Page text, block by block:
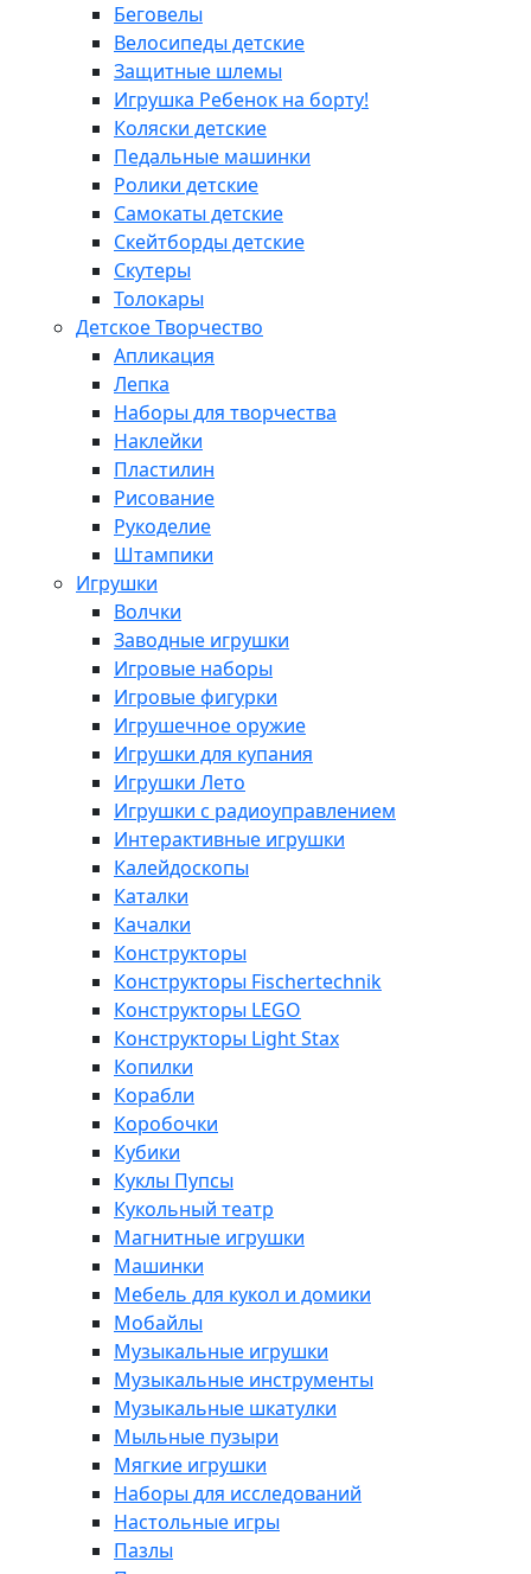
Беговелы
Велосипеды детские
Защитные шлемы
Игрушка Ребенок на борту!
Коляски детские
Педальные машинки
Ролики детские
Самокаты детские
Скейтборды детские
Скутеры
Толокары
Детское Творчество
Апликация
Лепка
Наборы для творчества
Наклейки
Пластилин
Рисование
Рукоделие
Штампики
Игрушки
Волчки
Заводные игрушки
Игровые наборы
Игровые фигурки
Игрушечное оружие
Игрушки для купания
Игрушки Лето
Игрушки с радиоуправлением
Интерактивные игрушки
Калейдоскопы
Каталки
Качалки
Конструкторы
Конструкторы Fisсhertechnik
Конструкторы LEGO
Конструкторы Light Stax
Копилки
Корабли
Коробочки
Кубики
Куклы Пупсы
Кукольный театр
Магнитные игрушки
Машинки
Мебель для кукол и домики
Мобайлы
Музыкальные игрушки
Музыкальные инструменты
Музыкальные шкатулки
Мыльные пузыри
Мягкие игрушки
Наборы для исследований
Настольные игры
Пазлы